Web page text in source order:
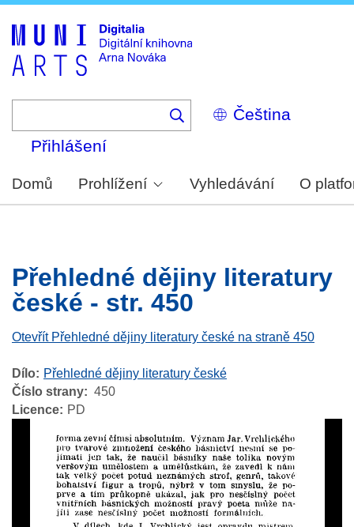
Select
your
Přihlášení
Domů Prohlížení Vyhledávání O
Přehledné dějiny literatury
české - str. 450
Otevřít Přehledné dějiny literatury české na straně 450
Dílo
Přehledné dějiny literatury české
Číslo strany
450
Licence
PD